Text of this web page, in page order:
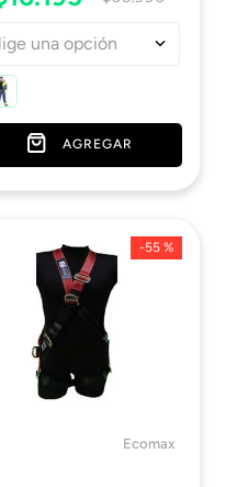
una opción
AGREGAR
-55 %
Ecomax